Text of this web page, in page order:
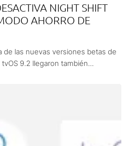
NIGHT SHIFT
AHORRO DE
de las nuevas versiones betas de
9.2 llegaron también...